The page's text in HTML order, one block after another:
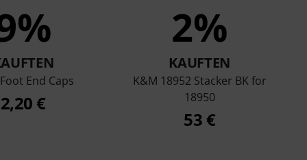
End Caps
2,20 €
2%
KAUFTEN
K&M 18952 Stacker BK for
18950
53 €